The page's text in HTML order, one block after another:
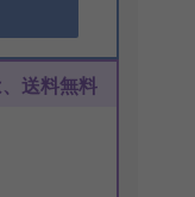
送料無料